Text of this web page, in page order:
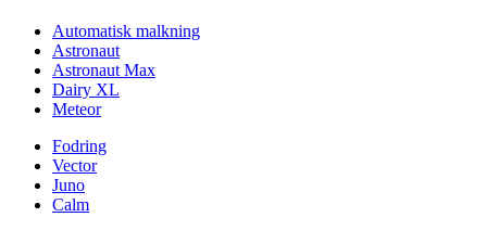
Automatisk malkning
Astronaut
Astronaut Max
Dairy XL
Meteor
Fodring
Vector
Juno
Calm